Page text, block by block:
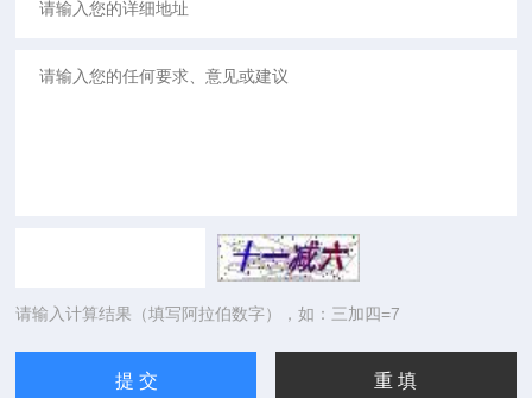
请输入计算结果（填写阿拉伯数字），如：三加四=7